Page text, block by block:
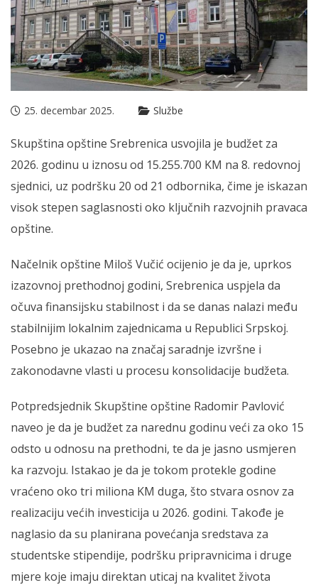
25. decembar 2025. Službe
Skupština opštine Srebrenica usvojila je budžet za
2026. godinu u iznosu od 15.255.700 KM na 8. redovnoj
sjednici, uz podršku 20 od 21 odbornika, čime je iskazan
visok stepen saglasnosti oko ključnih razvojnih pravaca
opštine.
Načelnik opštine Miloš Vučić ocijenio je da je, uprkos
izazovnoj prethodnoj godini, Srebrenica uspjela da
očuva finansijsku stabilnost i da se danas nalazi među
stabilnijim lokalnim zajednicama u Republici Srpskoj.
Posebno je ukazao na značaj saradnje izvršne i
zakonodavne vlasti u procesu konsolidacije budžeta.
Potpredsjednik Skupštine opštine Radomir Pavlović
naveo je da je budžet za narednu godinu veći za oko 15
odsto u odnosu na prethodni, te da je jasno usmjeren
ka razvoju. Istakao je da je tokom protekle godine
vraćeno oko tri miliona KM duga, što stvara osnov za
realizaciju većih investicija u 2026. godini. Takođe je
naglasio da su planirana povećanja sredstava za
studentske stipendije, podršku pripravnicima i druge
mjere koje imaju direktan uticaj na kvalitet života